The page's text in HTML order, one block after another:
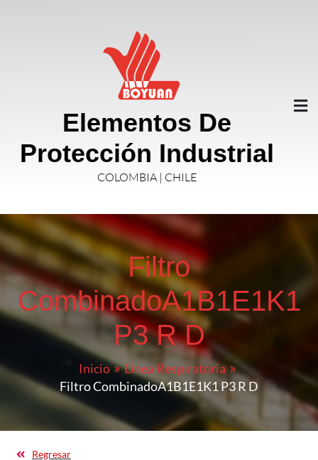
Elementos De
Protección Industrial
COLOMBIA | CHILE
Filtro
CombinadoA1B1E1K1
P3 R D
Inicio
Línea Respiratoria
Filtro CombinadoA1B1E1K1 P3 R D
Regresar